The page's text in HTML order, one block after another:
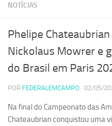
NOTÍCIAS
Phelipe
Nickolaus Mowrer e
do Brasil em Paris
POR FEDERALEMCAMPO · 02/05/
Na final do Campeonato das
Chateaubrian conquistou uma